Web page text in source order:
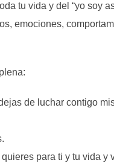
tu vida y del “yo soy
emociones,
de luchar contigo
para ti y tu vida y